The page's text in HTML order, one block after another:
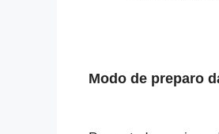
Modo de preparo